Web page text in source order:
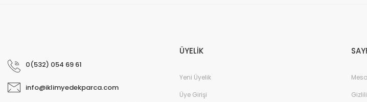
0(532) 054 69 61
info@iklimyedekparca.com
ÜYELİK
Yeni Üyelik
Üye Girişi